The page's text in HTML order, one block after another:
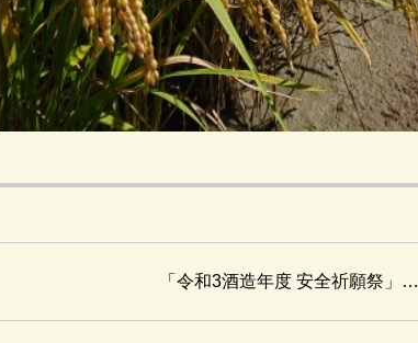
「令和3酒造年度 安全祈願祭」…